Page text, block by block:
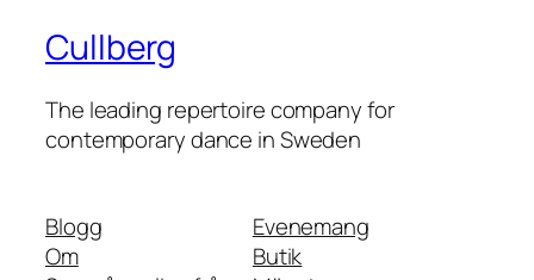
Cullberg
The leading repertoire company for
contemporary dance in Sweden
Blogg
Om
Evenemang
Butik